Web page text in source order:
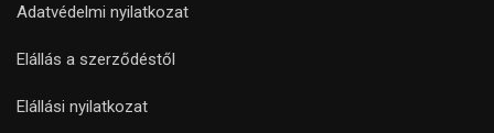
Adatvédelmi nyilatkozat
Elállás a szerződéstől
Elállási nyilatkozat